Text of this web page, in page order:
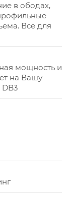
в ободах,
Все для
мощность и
на Вашу